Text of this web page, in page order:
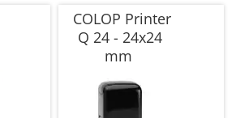
COLOP Printer
Q 24 - 24x24
mm